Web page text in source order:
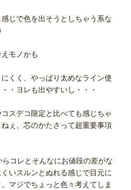
じで色を出そうとしちゃう系な
モノかも
くく、やっぱり太めなライン使
・ヨレも出やすいし・・・
スデコ限定と比べても感じちゃ
ぇ、芯のかたさって超重要事項
コレとそんなにお値段の差がな
いスルンとぬれる感じで目元に
マジでちょっと色々考えてしま